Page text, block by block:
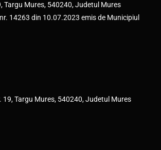
Targu Mures, 540240, Judetul Mures
14263 din 10.07.2023 emis de Municipiul
19, Targu Mures, 540240, Judetul Mures